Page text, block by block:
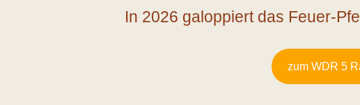
In 2026 galoppiert das Feuer-
zum WDR 5